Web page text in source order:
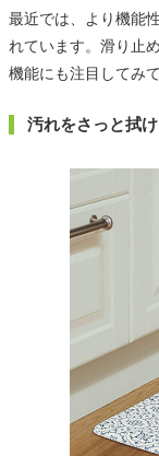
最近では、より機能
れています。滑り止
機能にも注目してみ
汚れをさっと拭け